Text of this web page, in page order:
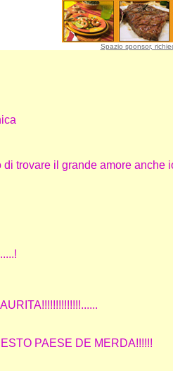
Spazio sponsor,
trovare il grande amore anche
PAESE DE MERDA!!!!!!